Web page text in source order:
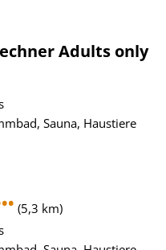
Adults only
Sauna, Haustiere
(5,3 km)